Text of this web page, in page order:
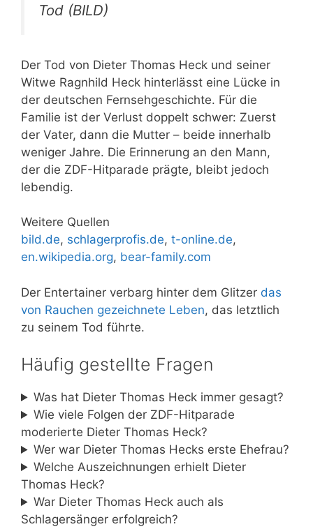
Tod (BILD)
Der Tod von Dieter Thomas Heck und seiner
Witwe Ragnhild Heck hinterlässt eine Lücke in
der deutschen Fernsehgeschichte. Für die
Familie ist der Verlust doppelt schwer: Zuerst
der Vater, dann die Mutter – beide innerhalb
weniger Jahre. Die Erinnerung an den Mann,
der die ZDF-Hitparade prägte, bleibt jedoch
lebendig.
Weitere Quellen
bild.de, schlagerprofis.de, t-online.de,
en.wikipedia.org, bear-family.com
Der Entertainer verbarg hinter dem Glitzer das
von Rauchen gezeichnete Leben, das letztlich
zu seinem Tod führte.
Häufig gestellte Fragen
Was hat Dieter Thomas Heck immer gesagt?
Wie viele Folgen der ZDF-Hitparade
moderierte Dieter Thomas Heck?
Wer war Dieter Thomas Hecks erste Ehefrau?
Welche Auszeichnungen erhielt Dieter
Thomas Heck?
War Dieter Thomas Heck auch als
Schlagersänger erfolgreich?